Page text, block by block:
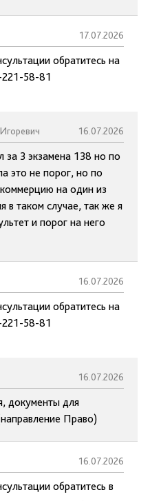
17.07.2026
обратитесь на
58-81
16.07.2026
за 3 экзамена 138 но по
это не порог, но по
на один из
в таком случае, так же я
и порог на него
16.07.2026
обратитесь на
58-81
16.07.2026
документы для
Право)
16.07.2026
обратитесь в